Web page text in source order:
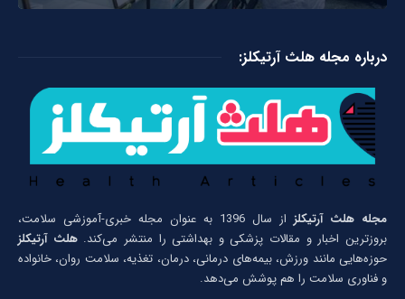
درباره مجله هلث آرتیکلز:
مجله هلث آرتیکلز
از سال 1396 به عنوان مجله خبری-آموزشی سلامت،
بروزترین اخبار و مقالات پزشکی و بهداشتی را منتشر می‌کند.هلث آرتیکلز
حوزه‌هایی مانند ورزش، بیمه‌های درمانی، درمان، تغذیه، سلامت روان، خانواده
و فناوری سلامت را هم پوشش می‌دهد.